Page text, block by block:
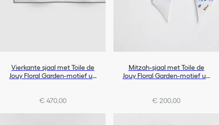
Vierkante sjaal met Toile de
Jouy Floral Garden-motief uit
€ 470,00
Mitzah-sjaal met Toile de
Jouy Floral Garden-motief uit
€ 200,00